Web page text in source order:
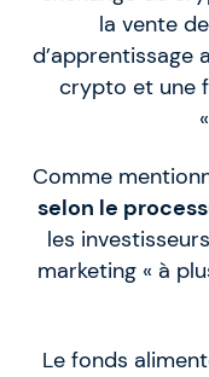
la vente
d’apprentissage
crypto et une
Comme
selon le
les
marketing « à
Le fonds